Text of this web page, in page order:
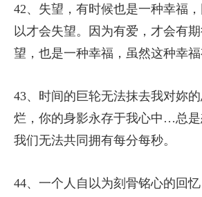
42、失望，有时候也是一种幸福
以才会失望。因为有爱，才会有
望，也是一种幸福，虽然这种幸福
43、时间的巨轮无法抹去我对妳
烂，你的身影永存于我心中…总
我们无法共同拥有每分每秒。
44、一个人自以为刻骨铭心的回